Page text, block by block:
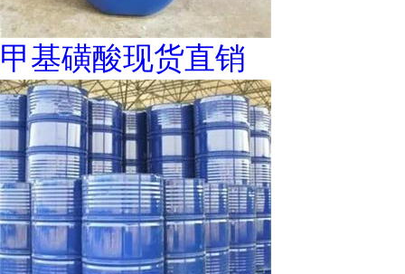
甲基磺酸现货直销